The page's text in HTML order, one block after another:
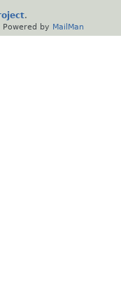
.
. Powered by MailMan